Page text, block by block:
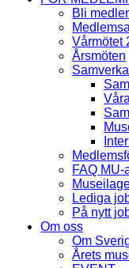
Bli
Vårmötet
Årsmöten
FAQ MU-
Lediga
På nytt
Om oss
Om
Årets